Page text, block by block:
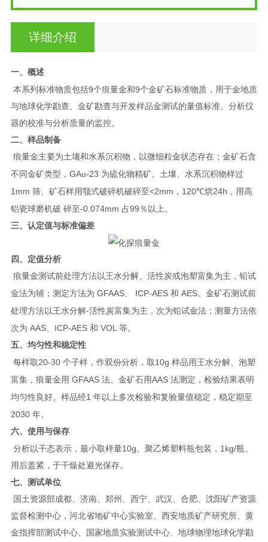
详细介绍
一、概述
本系列标准物质包括9个痕量金和9个金矿石标准物质，用于金地质
与地球化学勘查、金矿勘查与开发样品金测试的量值标准、分析仪
器的校准与分析质量的监控。
二、样品制备
痕量金主要为土壤和水系沉积物，以微细粒金状态存在；金矿石含
不同金矿类型， GAu-23 为硫化物精矿。土壤、水系沉积物样过
1mm 筛、矿石样用颚式破碎机破碎至<2mm ， 120℃烘24h ，用高
铝瓷球磨机破 碎至-0.074mm 占99 ％以上。
三、认定值与标准偏差
四、定值分析
痕量金测试前处理方法以王水分解、活性炭或泡塑富集为主，铅试
金法为辅；测定方法为 GFAAS、 ICP-AES 和 AES。金矿石测试前
处理方法以王水分解-活性炭富集为主，次为铅试金法；测量方法依
次为 AAS、 ICP-AES 和 VOL 等。
五、均匀性和稳定性
每样取 20-30 个子样，作双份分析，取 10g 样品用王水分解、泡塑
富集，痕量金用 GFAAS 法、金矿石用AAS 法测定，检验结果表明
均匀性良好。样品经1 年以上多次检验和复验量值稳定，稳定期至
2030 年。
六、使用与保存
分析以干态表示，最小取样量10g 。聚乙烯塑料瓶包装， 1kg/瓶。
用后盖紧，于干燥处避光保存。
七、测试单位
国土资源部成都、济南、郑州、西宁、武汉、合肥、沈阳矿产资源
监督检测中心，河北省地矿中心实验室、西安地质矿产研究所、黄
金指挥部测试中心、国家地质实验测试中心、地球物理地球化学勘